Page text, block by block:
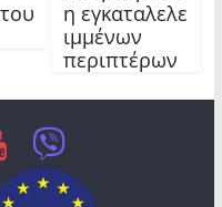
η εγκαταλελε
ιμμένων
περιπτέρων